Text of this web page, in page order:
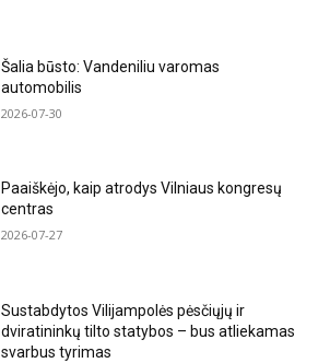
Šalia būsto: Vandeniliu varomas
automobilis
2026-07-30
Paaiškėjo, kaip atrodys Vilniaus kongresų
centras
2026-07-27
Sustabdytos Vilijampolės pėsčiųjų ir
dviratininkų tilto statybos – bus atliekamas
svarbus tyrimas